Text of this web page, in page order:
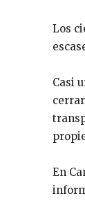
Los
Casi
En